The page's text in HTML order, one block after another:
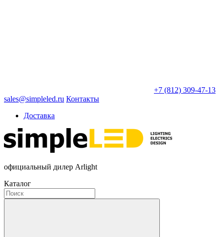
+7 (812) 309-47-13
sales@simpleled.ru Контакты
Доставка
официальный дилер Arlight
Каталог